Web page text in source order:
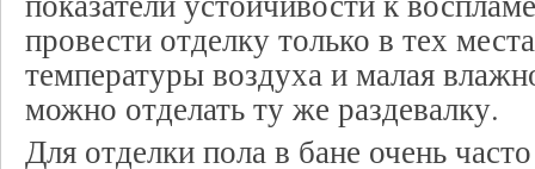
провести отделку только в тех
температуры воздуха и малая
можно отделать ту же раздевалку.
Для отделки пола в бане очень